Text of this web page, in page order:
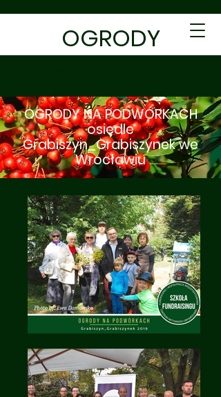
OGRODY
OGRODY NA PODWÓRKACH
osiedle
Grabiszyn_Grabiszynek we
Wrocławiu